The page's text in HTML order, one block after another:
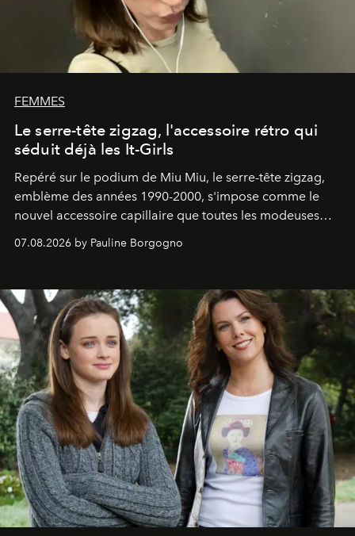
FEMMES
Le serre-tête zigzag, l'accessoire rétro qui
séduit déjà les It-Girls
Repéré sur le podium de Miu Miu, le serre-tête zigzag,
emblème des années 1990-2000, s'impose comme le
nouvel accessoire capillaire que toutes les modeuses
s'arrachent déjà.
07.08.2026 by Pauline Borgogno